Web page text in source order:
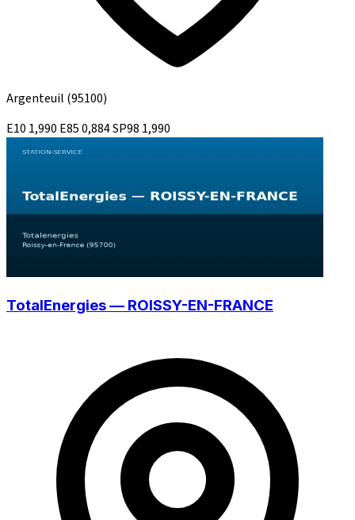
Argenteuil (95100)
E10 1,990 E850,884SP98 1,990
TotalEnergies — ROISSY-EN-FRANCE